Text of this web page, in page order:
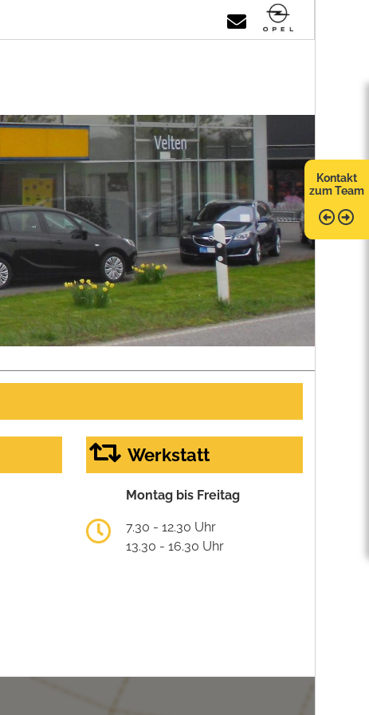
Kontakt
zum Team
Werkstatt
Montag bis Freitag
7.30 - 12.30 Uhr
13.30 - 16.30 Uhr